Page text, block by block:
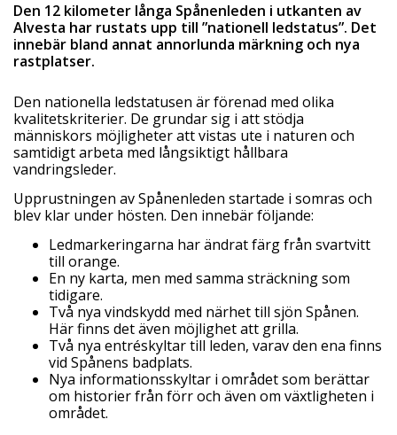
Den 12 kilometer långa Spånenleden i utkanten av
Alvesta har rustats upp till ”nationell ledstatus”. Det
innebär bland annat annorlunda märkning och nya
rastplatser.
Den nationella ledstatusen är förenad med olika
kvalitetskriterier. De grundar sig i att stödja
människors möjligheter att vistas ute i naturen och
samtidigt arbeta med långsiktigt hållbara
vandringsleder.
Upprustningen av Spånenleden startade i somras och
blev klar under hösten. Den innebär följande:
Ledmarkeringarna har ändrat färg från svartvitt
till orange.
En ny karta, men med samma sträckning som
tidigare.
Två nya vindskydd med närhet till sjön Spånen.
Här finns det även möjlighet att grilla.
Två nya entréskyltar till leden, varav den ena finns
vid Spånens badplats.
Nya informationsskyltar i området som berättar
om historier från förr och även om växtligheten i
området.